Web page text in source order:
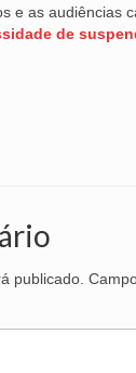
e as audiências
de
publicado.